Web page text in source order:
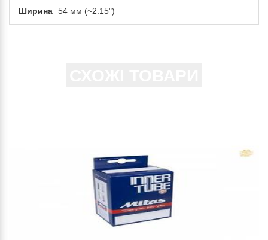
Ширина 54 мм (~2.15")